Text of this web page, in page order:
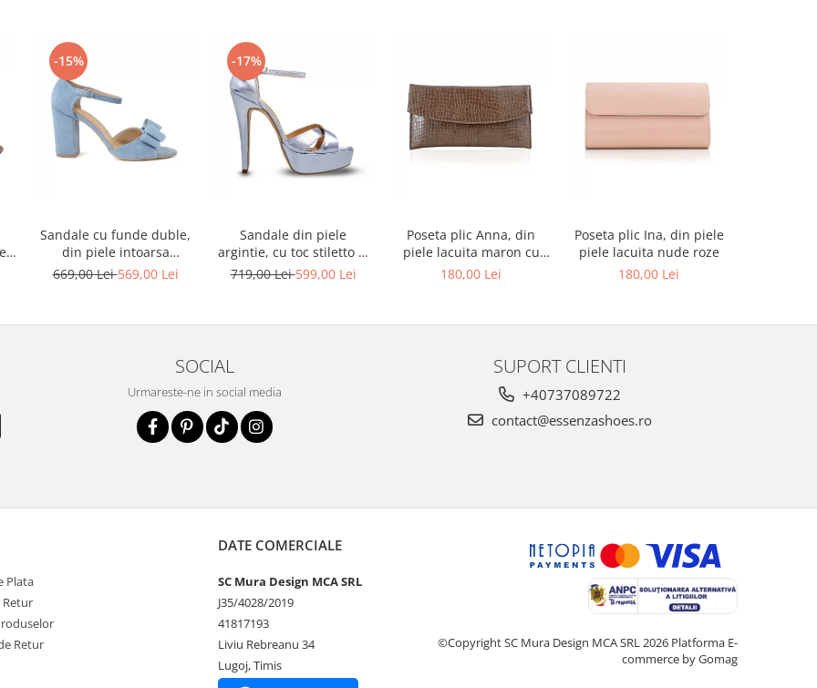
-15%
Sandale cu funde duble,
din piele intoarsa
albastru deschis
669,00 Lei569,00 Lei
-17%
Sandale din piele
argintie, cu toc stiletto si
platforma
719,00 Lei599,00 Lei
Poseta plic Anna, din
piele lacuita maron cu
textura croco
180,00 Lei
Poseta plic Ina, din piele
piele lacuita nude roze
180,00 Lei
SOCIAL
Urmareste-ne in social media
SUPORT CLIENTI
+40737089722
contact@essenzashoes.ro
Plata
Retur
Retur
DATE COMERCIALE
SC Mura Design MCA SRL
J35/4028/2019
41817193
Liviu Rebreanu 34
Lugoj, Timis
©Copyright SC Mura Design MCA SRL 2026 Platforma E-
commerce by Gomag